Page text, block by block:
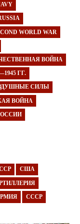
WORLD WAR
ВОЙНА
ГГ.
СИЛЫ
ВОЙНА
США
СССР